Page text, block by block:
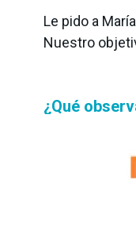
Le pido a
Nuestro
¿Qué